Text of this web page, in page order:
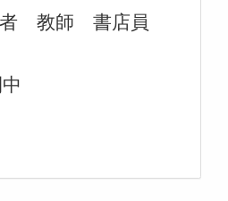
教師 書店員